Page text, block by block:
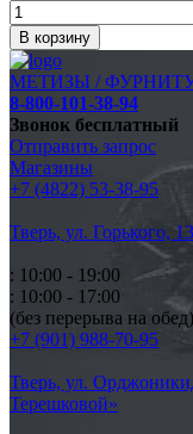
В корзину
МЕТИЗЫ /
8-800-101-38-94
Звонок бесплатный
Отправить запрос
Магазины
+7 (4822) 53-38-95
Тверь, ул. Горького,
: 10:00 - 19:00
: 10:00 - 17:00
(без перерыва на обед)
+7 (901) 988-70-95
Тверь, ул.
Терешковой»